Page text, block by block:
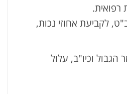
לקביעת אחוזי נכות,
וכיו"ב, עלול